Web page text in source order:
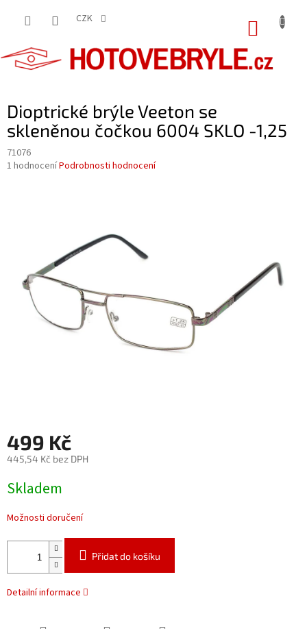
CZK
Dioptrické brýle Veeton se
skleněnou čočkou 6004 SKLO -1,25
71076
Průměrné
1 hodnoceníPodrobnosti hodnocení
499 Kč
445,54 Kč bez DPH
cena:
Skladem
Možnosti doručení
Přidat do košíku
Detailní informace